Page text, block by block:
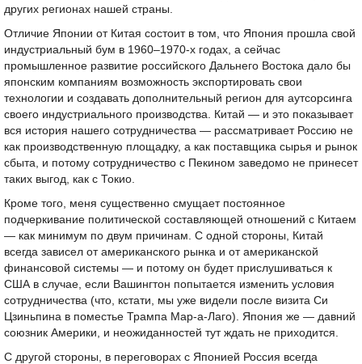
других регионах нашей страны.
Отличие Японии от Китая состоит в том, что Япония прошла свой
индустриальный бум в 1960–1970-х годах, а сейчас
промышленное развитие российского Дальнего Востока дало бы
японским компаниям возможность экспортировать свои
технологии и создавать дополнительный регион для аутсорсинга
своего индустриального производства. Китай — и это показывает
вся история нашего сотрудничества — рассматривает Россию не
как производственную площадку, а как поставщика сырья и рынок
сбыта, и потому сотрудничество с Пекином заведомо не принесет
таких выгод, как с Токио.
Кроме того, меня существенно смущает постоянное
подчеркивание политической составляющей отношений с Китаем
— как минимум по двум причинам. С одной стороны, Китай
всегда зависел от американского рынка и от американской
финансовой системы — и потому он будет прислушиваться к
США в случае, если Вашингтон попытается изменить условия
сотрудничества (что, кстати, мы уже видели после визита Си
Цзиньпина в поместье Трампа Мар-а-Лаго). Япония же — давний
союзник Америки, и неожиданностей тут ждать не приходится.
С другой стороны, в переговорах с Японией Россия всегда